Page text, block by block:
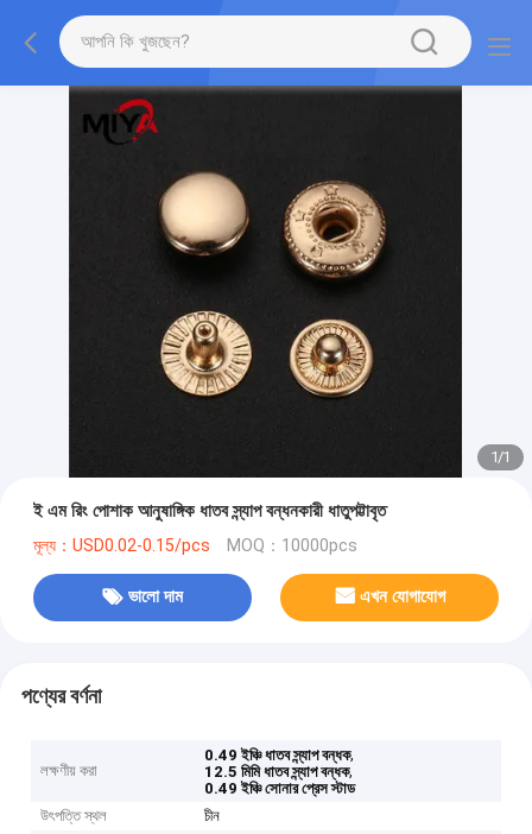
1/1
ই এম রিং পোশাক আনুষাঙ্গিক ধাতব স্ন্যাপ বন্ধনকারী ধাতুপট্টাবৃত
মূল্য：USD0.02-0.15/pcs MOQ：10000pcs
ভালো দাম এখন যোগাযোগ
পণ্যের বর্ণনা
লক্ষণীয় করা
0.49 ইঞ্চি ধাতব স্ন্যাপ বন্ধক,
12.5 মিমি ধাতব স্ন্যাপ বন্ধক,
0.49 ইঞ্চি সোনার প্রেস স্টাড
উৎপত্তি স্থল
চীন